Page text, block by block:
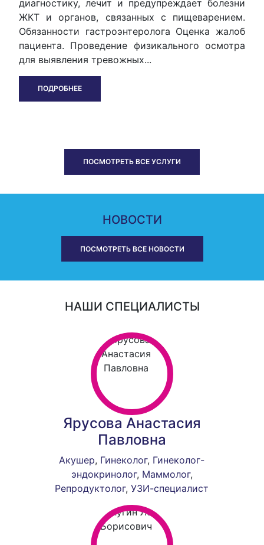
диагностику, лечит и предупреждает болезни
ЖКТ и органов, связанных с пищеварением.
Обязанности гастроэнтеролога Оценка жалоб
пациента. Проведение физикального осмотра
для выявления тревожных...
ПОДРОБНЕЕ
ПОСМОТРЕТЬ ВСЕ УСЛУГИ
НОВОСТИ
ПОСМОТРЕТЬ ВСЕ НОВОСТИ
НАШИ СПЕЦИАЛИСТЫ
Ярусова Анастасия
Павловна
Акушер, Гинеколог, Гинеколог-
эндокринолог, Маммолог,
Репродуктолог,УЗИ-специалист